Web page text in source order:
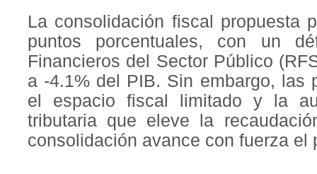
La consolidación fiscal propuesta
puntos porcentuales, con un
Financieros del Sector Público
a -4.1% del PIB. Sin embargo, las
el espacio fiscal limitado y la
tributaria que eleve la
consolidación avance con fuerza el